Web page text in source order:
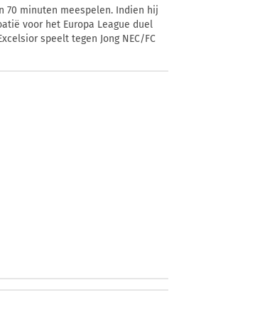
70 minuten meespelen. Indien hij
voor het Europa League duel
speelt tegen Jong NEC/FC